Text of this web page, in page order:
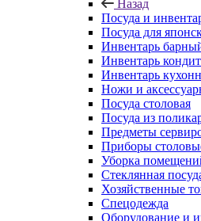
Назад
Посуда и
Посуда для
Инвентарь
Инвентарь
Инвентарь
Ножи и
Посуда столовая
Посуда из
Предметы
Приборы
Уборка
Стеклянная
Хозяйственные
Спецодежда
Оборудование и